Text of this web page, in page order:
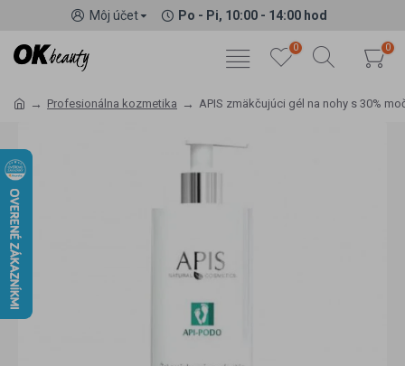
Môj účet Po - Pi, 10:00 - 14:00 hod
0 0
Profesionálna kozmetika APIS zmäkčujúci gél na nohy s 30%